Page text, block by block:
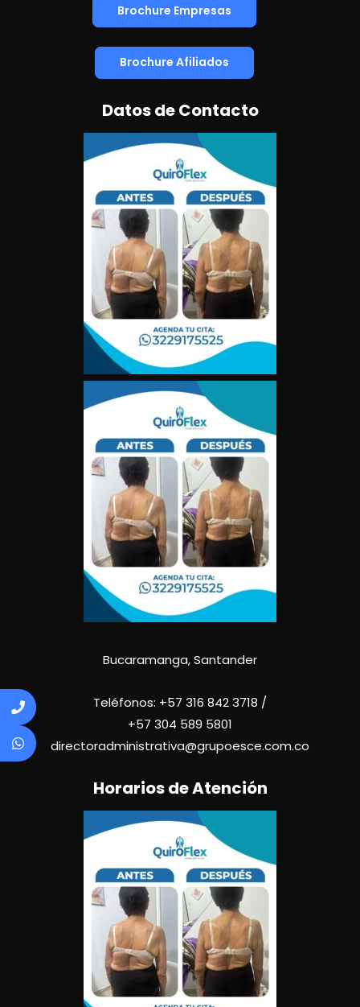
Brochure Empresas
Brochure Afiliados
Datos de Contacto
Bucaramanga, Santander
Teléfonos: +57 316 842 3718 /
+57 304 589 5801
directoradministrativa@grupoesce.com.co
Horarios de Atención